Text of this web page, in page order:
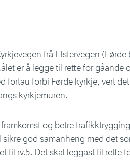
frå Elstervegen (Førde
er å legge til rette for gåande
fortau forbi Førde kyrkje, vert
kyrkjemuren.
og betre
god samanheng med det
til rv.5. Det skal leggast til rette